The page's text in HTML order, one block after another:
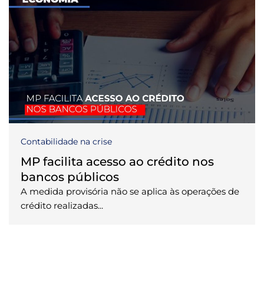
Contabilidade na crise
MP facilita acesso ao crédito nos
bancos públicos
A medida provisória não se aplica às operações de
crédito realizadas...